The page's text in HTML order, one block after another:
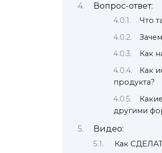
Вопрос-ответ:
Что
Как
Как
продукта?
другими
Видео:
Как